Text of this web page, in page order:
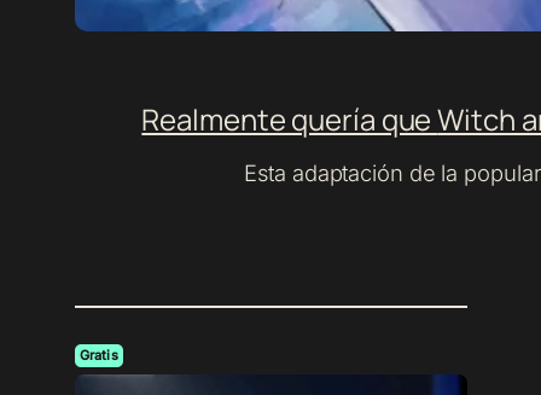
Realmente quería queWitch
Esta adaptación de la
Gratis